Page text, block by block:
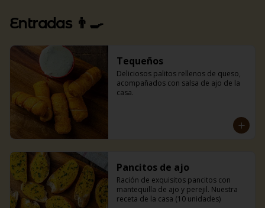
Entradas 👨‍🍳
Tequeños
Deliciosos palitos rellenos de queso,
acompañados con salsa de ajo de la
casa.
Pancitos de ajo
Ración de exquisitos pancitos con
mantequilla de ajo y perejil. Nuestra
receta de la casa (10 unidades)